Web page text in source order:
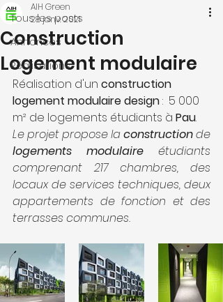
Tous les posts
Annonces
Réalisations
Construction
Logement modulaire
AIH Green
28 janv. 2021
Réalisation d'un construction
logement modulaire design :  5 000
m² de logements étudiants à Pau.
Le projet propose la construction
logements modulaire étudiants
comprenant 217 chambres, des
locaux de services techniques, deux
appartements de fonction et des
terrasses communes.